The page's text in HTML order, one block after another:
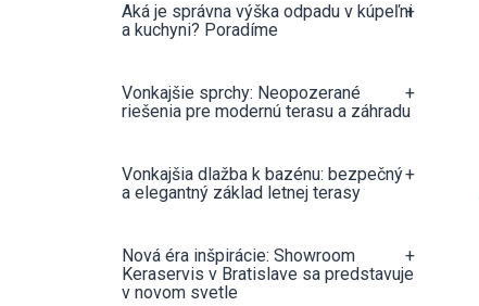
Aká je správna výška odpadu v kúpeľni
a kuchyni? Poradíme
+
Vonkajšie sprchy: Neopozerané
riešenia pre modernú terasu a záhradu
+
Vonkajšia dlažba k bazénu: bezpečný
a elegantný základ letnej terasy
+
Nová éra inšpirácie: Showroom
Keraservis v Bratislave sa predstavuje
v novom svetle
+